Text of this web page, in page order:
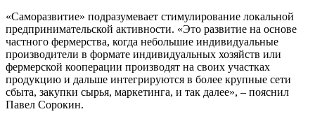
«Саморазвитие» подразумевает стимулирование локальной
предпринимательской активности. «Это развитие на основе
частного фермерства, когда небольшие индивидуальные
производители в формате индивидуальных хозяйств или
фермерской кооперации производят на своих участках
продукцию и дальше интегрируются в более крупные сети
сбыта, закупки сырья, маркетинга, и так далее», – пояснил
Павел Сорокин.